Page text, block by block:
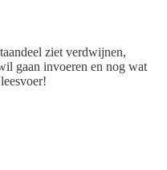
ziet verdwijnen,
gaan invoeren en nog wat